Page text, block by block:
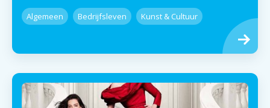
Algemeen Bedrijfsleven Kunst & Cultuur